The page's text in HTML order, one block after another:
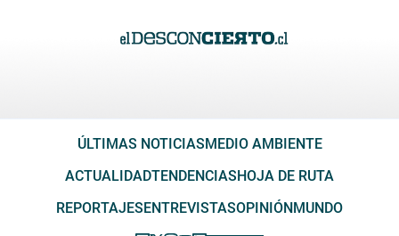
ÚLTIMAS NOTICIASMEDIO AMBIENTE
ACTUALIDADTENDENCIASHOJA DE RUTA
REPORTAJESENTREVISTASOPINIÓNMUNDO